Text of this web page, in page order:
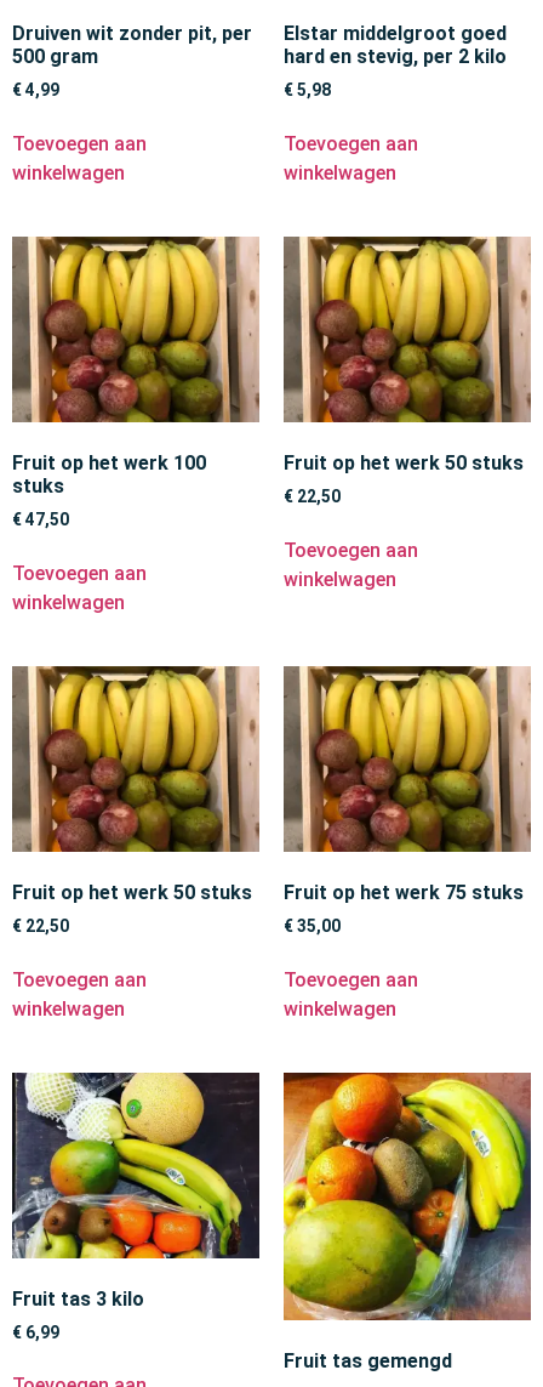
Druiven wit zonder pit, per
500 gram
€4,99
Toevoegen aan
winkelwagen
Elstar middelgroot goed
hard en stevig, per 2 kilo
€5,98
Toevoegen aan
winkelwagen
Fruit op het werk 100
stuks
€47,50
Toevoegen aan
winkelwagen
Fruit op het werk 50 stuks
€ 22,50
Toevoegen aan
winkelwagen
Fruit op het werk 50 stuks
€ 22,50
Toevoegen aan
winkelwagen
Fruit op het werk 75 stuks
€35,00
Toevoegen aan
winkelwagen
Fruit tas 3 kilo
€ 6,99
Fruit tas gemengd